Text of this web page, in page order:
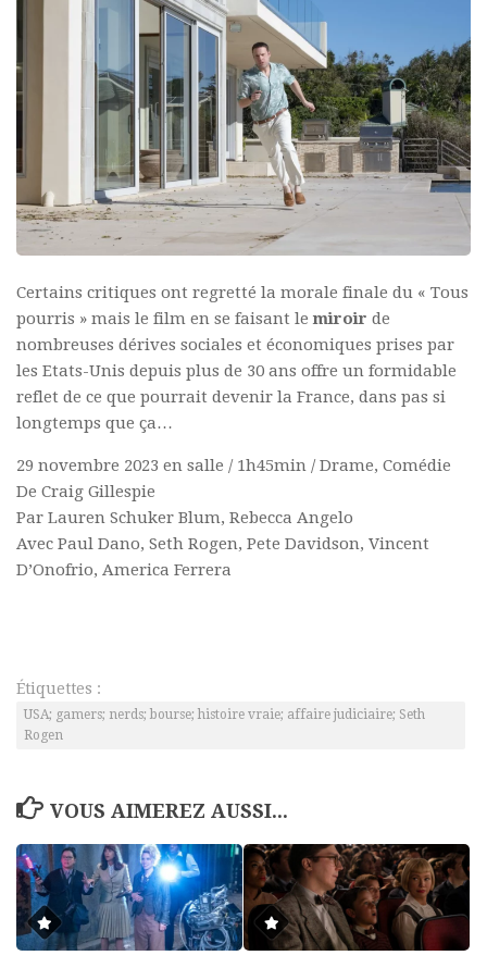
Certains critiques ont regretté la morale finale du « Tous
pourris » mais le film en se faisant le miroir de
nombreuses dérives sociales et économiques prises par
les Etats-Unis depuis plus de 30 ans offre un formidable
reflet de ce que pourrait devenir la France, dans pas si
longtemps que ça…
29 novembre 2023 en salle / 1h45min / Drame, Comédie
De Craig Gillespie
Par Lauren Schuker Blum, Rebecca Angelo
Avec Paul Dano, Seth Rogen, Pete Davidson, Vincent
D’Onofrio, America Ferrera
Étiquettes :
USA; gamers; nerds; bourse; histoire vraie; affaire judiciaire; Seth
Rogen
VOUS AIMEREZ AUSSI...